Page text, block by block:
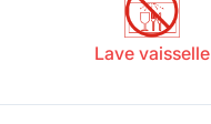
Lave vaisselle